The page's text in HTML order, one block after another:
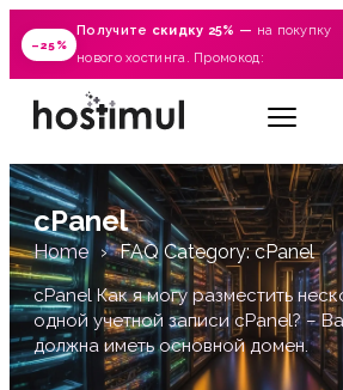
–25%
Получите скидку 25% — на покупку
нового хостинга. Промокод:
cPanel
Home FAQ Category: cPanel
cPanel Как я могу разместить
одной учетной записи cPanel? –
должна иметь основной домен.